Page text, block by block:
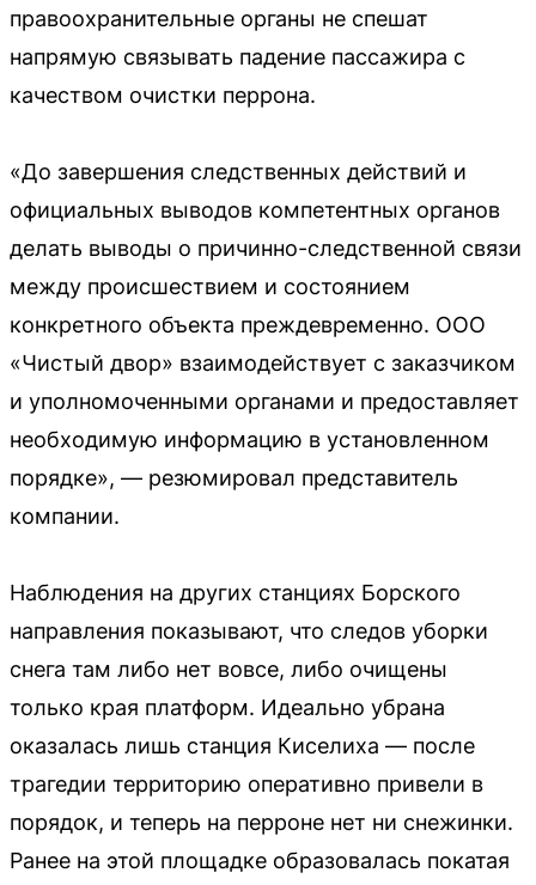
правоохранительные органы не спешат
напрямую связывать падение пассажира с
качеством очистки перрона.
«До завершения следственных действий и
официальных выводов компетентных органов
делать выводы о причинно-следственной связи
между происшествием и состоянием
конкретного объекта преждевременно. ООО
«Чистый двор» взаимодействует с заказчиком
и уполномоченными органами и предоставляет
необходимую информацию в установленном
порядке», — резюмировал представитель
компании.
Наблюдения на других станциях Борского
направления показывают, что следов уборки
снега там либо нет вовсе, либо очищены
только края платформ. Идеально убрана
оказалась лишь станция Киселиха — после
трагедии территорию оперативно привели в
порядок, и теперь на перроне нет ни снежинки.
Ранее на этой площадке образовалась покатая